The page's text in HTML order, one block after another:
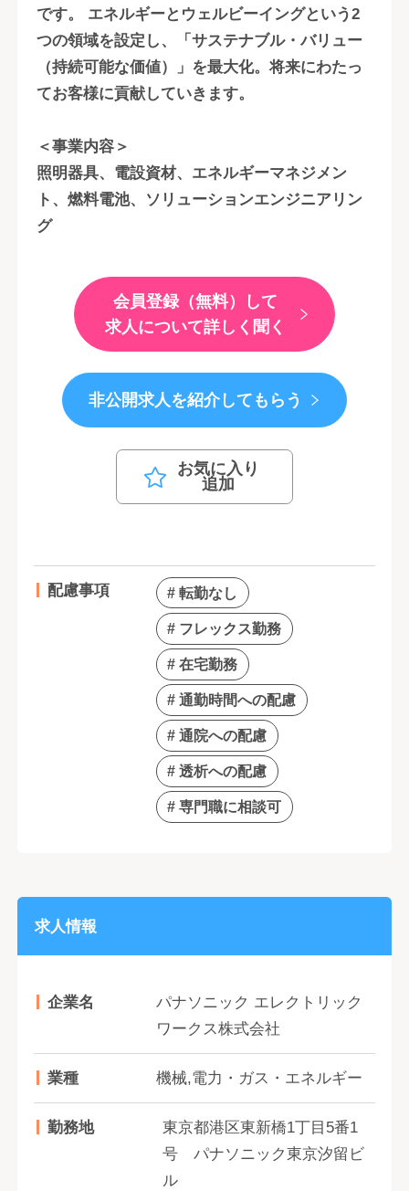
です。 エネルギーとウェルビーイングという2
つの領域を設定し、「サステナブル・バリュー
（持続可能な価値）」を最大化。将来にわたっ
てお客様に貢献していきます。
＜事業内容＞
照明器具、電設資材、エネルギーマネジメン
ト、燃料電池、ソリューションエンジニアリン
グ
会員登録（無料）して
求人について詳しく聞く
非公開求人を紹介してもらう
お気に入り
追加
配慮事項 # 転勤なし
# フレックス勤務
# 在宅勤務
# 通勤時間への配慮
# 通院への配慮
# 透析への配慮
# 専門職に相談可
求人情報
企業名
パナソニック エレクトリック
ワークス株式会社
業種 機械,電力・ガス・エネルギー
勤務地
東京都港区東新橋1丁目5番1
号 パナソニック東京汐留ビ
ル